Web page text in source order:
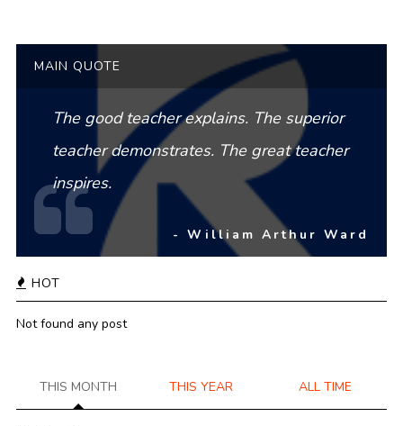
MAIN QUOTE
The good teacher explains. The superior
teacher demonstrates. The great teacher
inspires.
- William Arthur Ward
HOT
Not found any post
THIS MONTH THIS YEAR ALL TIME